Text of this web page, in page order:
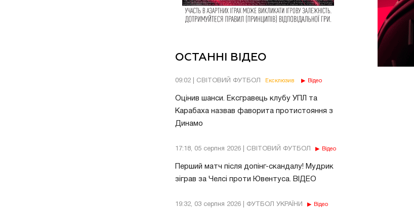
ОСТАННІ ВІДЕО
09:02 | СВІТОВИЙ ФУТБОЛ Ексклюзив Відео
Оцінив шанси. Ексгравець клубу УПЛ та
Карабаха назвав фаворита протистояння з
Динамо
17:18, 05 серпня 2026 | СВІТОВИЙ ФУТБОЛ Відео
Перший матч після допінг-скандалу! Мудрик
зіграв за Челсі проти Ювентуса. ВІДЕО
19:32, 03 серпня 2026 | ФУТБОЛ УКРАЇНИ Відео